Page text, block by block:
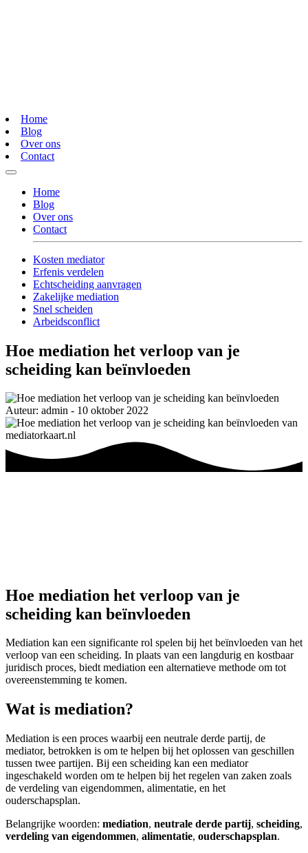
Home
Blog
Over ons
Contact
Home
Blog
Over ons
Contact
Kosten mediator
Erfenis verdelen
Echtscheiding aanvragen
Zakelijke mediation
Snel scheiden
Arbeidsconflict
Hoe mediation het verloop van je
scheiding kan beïnvloeden
Auteur: admin - 10 oktober 2022
Hoe mediation het verloop van je
scheiding kan beïnvloeden
Mediation kan een significante rol spelen bij het beïnvloeden van het
verloop van een scheiding. In plaats van een langdurig en kostbaar
juridisch proces, biedt mediation een alternatieve methode om tot
overeenstemming te komen.
Wat is mediation?
Mediation is een proces waarbij een neutrale derde partij, de
mediator, betrokken is om te helpen bij het oplossen van geschillen
tussen twee partijen. Bij een scheiding kan een mediator
ingeschakeld worden om te helpen bij het regelen van zaken zoals
de verdeling van eigendommen, alimentatie, en het
ouderschapsplan.
Belangrijke woorden: mediation, neutrale derde partij, scheiding,
verdeling van eigendommen, alimentatie, ouderschapsplan.